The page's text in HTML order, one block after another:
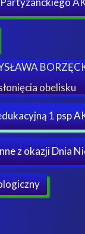
z okazji Dnia
obelisku
1 psp